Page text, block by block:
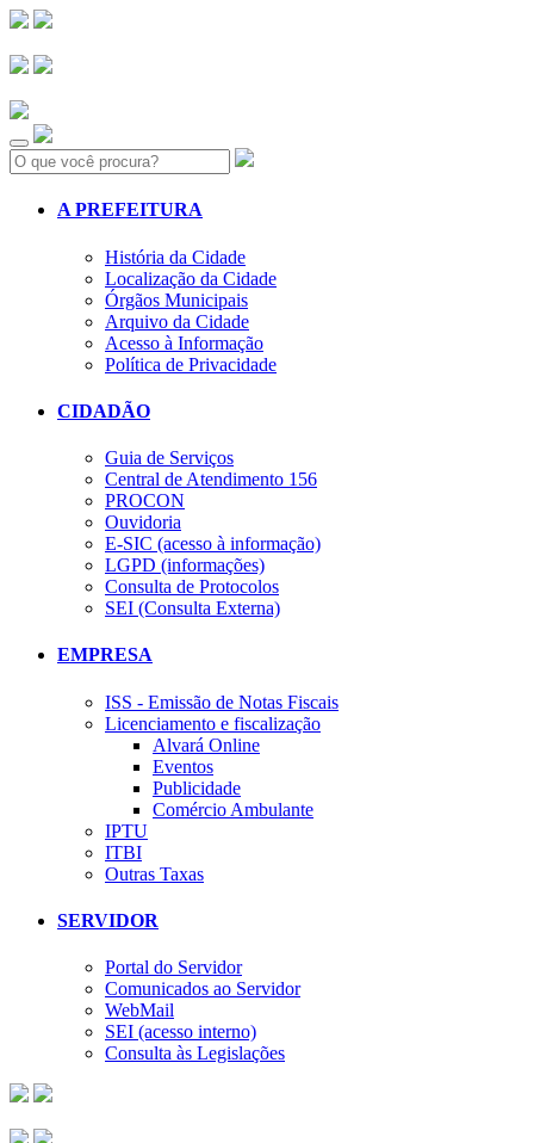
Search:
A PREFEITURA
História da Cidade
Localização da Cidade
Órgãos Municipais
Arquivo da Cidade
Acesso à Informação
Política de Privacidade
CIDADÃO
Guia de Serviços
Central de Atendimento 156
PROCON
Ouvidoria
E-SIC (acesso à informação)
LGPD (informações)
Consulta de Protocolos
SEI (Consulta Externa)
EMPRESA
ISS - Emissão de Notas Fiscais
Licenciamento e fiscalização
Alvará Online
Eventos
Publicidade
Comércio Ambulante
IPTU
ITBI
Outras Taxas
SERVIDOR
Portal do Servidor
Comunicados ao Servidor
WebMail
SEI (acesso interno)
Consulta às Legislações